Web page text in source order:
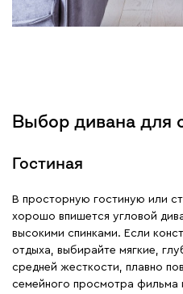
Выбор дивана для
Гостиная
В просторную гостиную или
хорошо впишется угловой
высокими спинками. Если
отдыха, выбирайте мягкие,
средней жесткости, плавно
семейного просмотра фильма